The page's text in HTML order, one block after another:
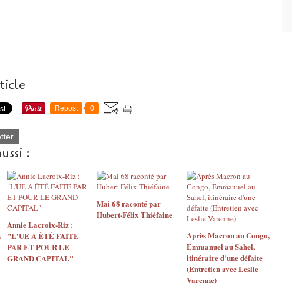
Repost 0
:
Annie Lacroix-Riz :
"L'UE A ÉTÉ FAITE
PAR ET POUR LE
GRAND CAPITAL"
Mai 68 raconté par
Hubert-Félix Thiéfaine
Après Macron au Congo,
Emmanuel au Sahel,
itinéraire d'une défaite
(Entretien avec Leslie
Varenne)